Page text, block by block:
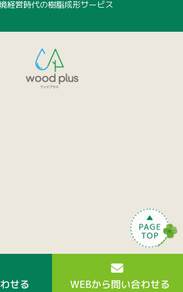
経営時代の樹脂成形サービス